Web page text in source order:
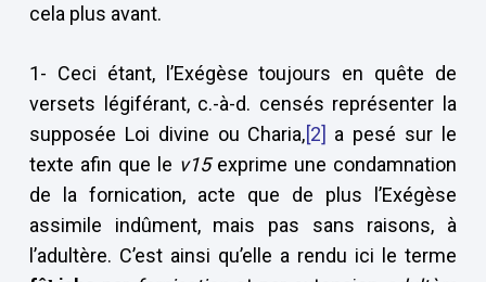
cela plus avant.
1- Ceci étant, l’Exégèse toujours en quête de
versets légiférant, c.-à-d. censés représenter la
supposée Loi divine ou Charia,[2] a pesé sur le
texte afin que le v15exprime une condamnation
de la fornication, acte que de plus l’Exégèse
assimile indûment, mais pas sans raisons, à
l’adultère. C’est ainsi qu’elle a rendu ici le terme